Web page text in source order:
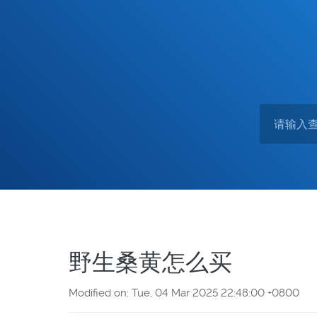
野生桑黄怎么买
Modified on: Tue, 04 Mar 2025 22:48:00 +0800